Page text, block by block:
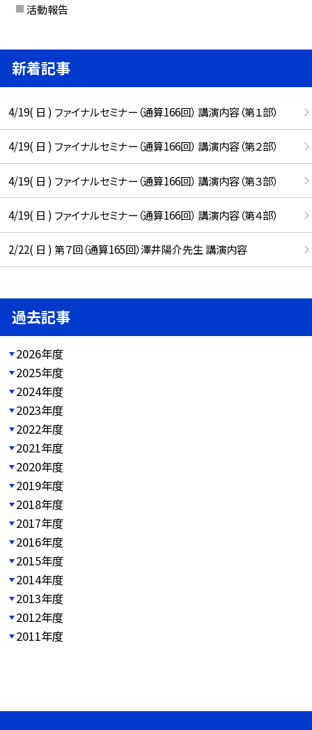
活動報告
新着記事
4/19( 日 ) ファイナルセミナー（通算166回） 講演内容（第１部）
4/19( 日 ) ファイナルセミナー（通算166回） 講演内容（第２部）
4/19( 日 ) ファイナルセミナー（通算166回） 講演内容（第３部）
4/19( 日 ) ファイナルセミナー（通算166回） 講演内容（第４部）
2/22( 日 ) 第７回（通算165回）澤井陽介先生 講演内容
過去記事
2026年度
2025年度
2024年度
2023年度
2022年度
2021年度
2020年度
2019年度
2018年度
2017年度
2016年度
2015年度
2014年度
2013年度
2012年度
2011年度